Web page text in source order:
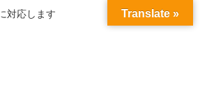
対応します Translate »